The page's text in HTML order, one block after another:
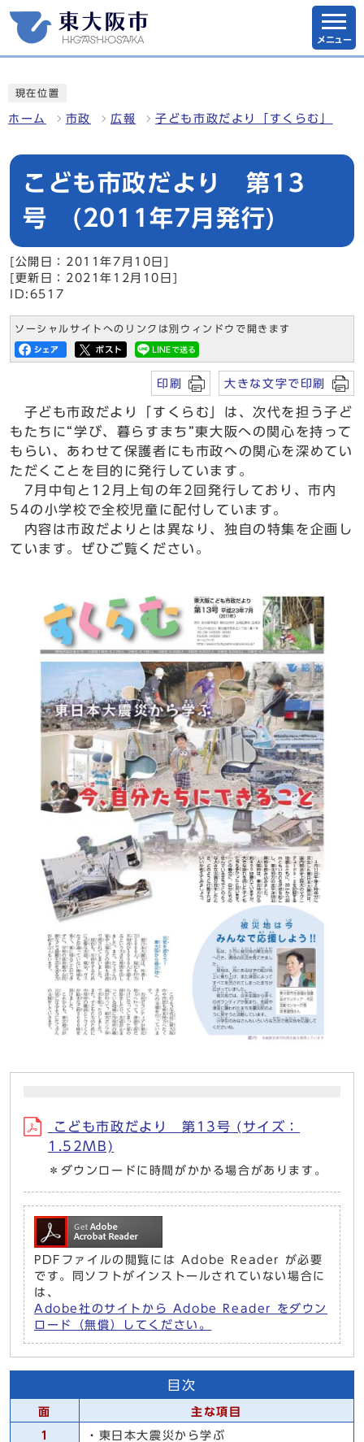
メニュー
現在位置
ホーム 市政 広報 子ども市政だより「すくらむ」
こども市政だより 第13
号 (2011年7月発行)
[公開日：2011年7月10日]
[更新日：2021年12月10日]
ID:6517
ソーシャルサイトへのリンクは別ウィンドウで開きます
印刷 大きな文字で印刷
子ども市政だより「すくらむ」は、次代を担う子ど
もたちに“学び、暮らすまち”東大阪への関心を持って
もらい、あわせて保護者にも市政への関心を深めてい
ただくことを目的に発行しています。
7月中旬と12月上旬の年2回発行しており、市内
54の小学校で全校児童に配付しています。
内容は市政だよりとは異なり、独自の特集を企画し
ています。ぜひご覧ください。
こども市政だより 第13号 (サイズ：
1.52MB)
＊ダウンロードに時間がかかる場合があります。
PDFファイルの閲覧には Adobe Reader が必要
です。同ソフトがインストールされていない場合に
は、
Adobe社のサイトから Adobe Reader をダウン
ロード（無償）してください。
目次
面 主な項目
1
・東日本大震災から学ぶ